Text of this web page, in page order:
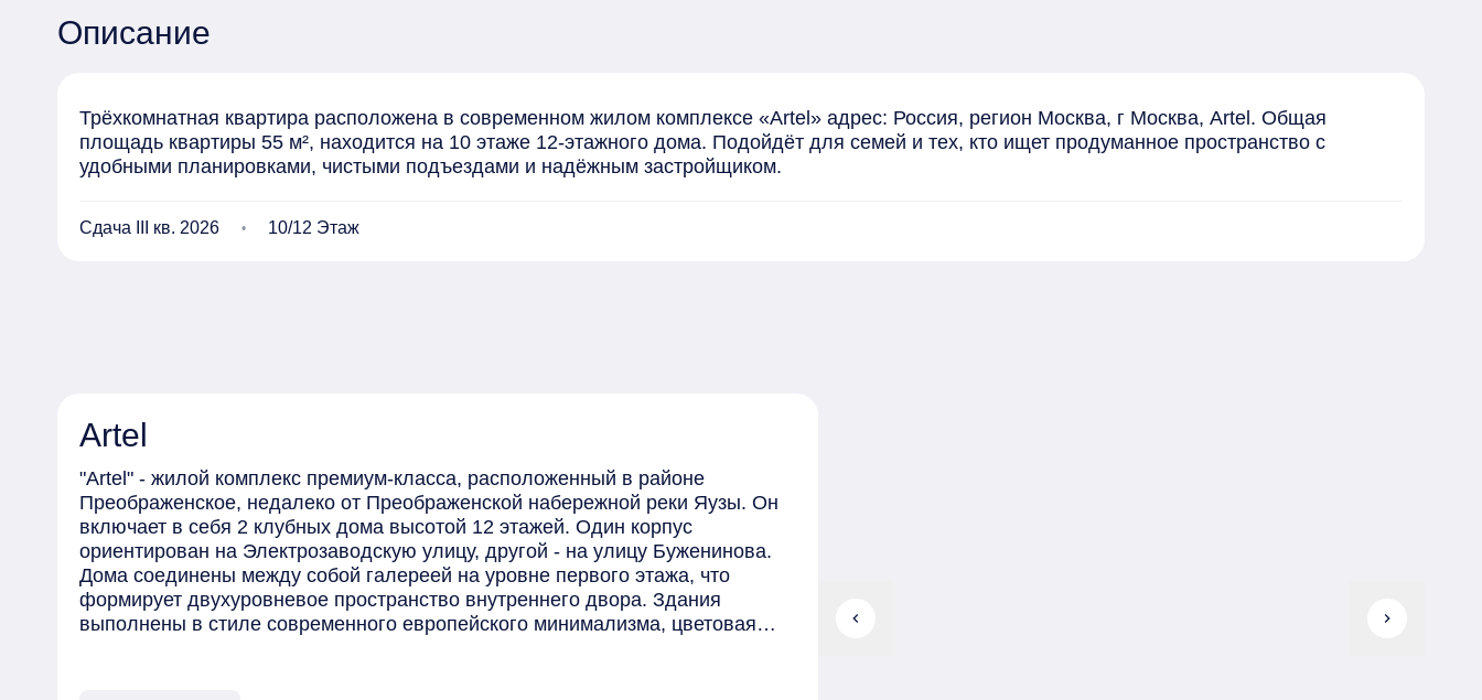
Описание
Трёхкомнатная квартира расположена в современном жилом комплексе «Artel» адрес: Россия, регион Москва, г Москва, Artel. Общая
площадь квартиры 55 м², находится на 10 этаже 12-этажного дома. Подойдёт для семей и тех, кто ищет продуманное пространство с
удобными планировками, чистыми подъездами и надёжным застройщиком.
Сдача III кв. 2026 10/12 Этаж
Artel
"Artel" - жилой комплекс премиум-класса, расположенный в районе
Преображенское, недалеко от Преображенской набережной реки Яузы. Он
включает в себя 2 клубных дома высотой 12 этажей. Один корпус
ориентирован на Электрозаводскую улицу, другой - на улицу Буженинова.
Дома соединены между собой галереей на уровне первого этажа, что
формирует двухуровневое пространство внутреннего двора. Здания
выполнены в стиле современного европейского минимализма, цветовая
chevron_left chevron_right